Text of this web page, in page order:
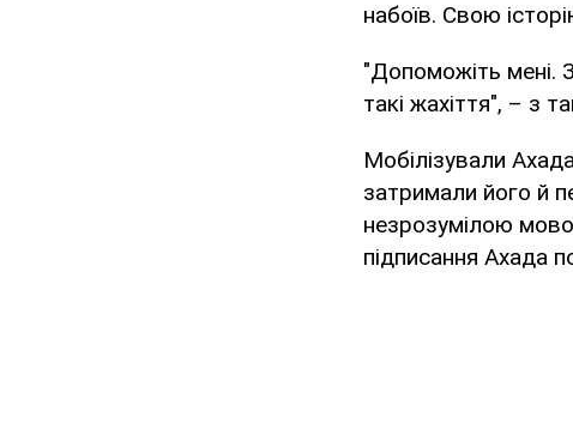
набоїв. Свою
"Допоможіть мені.
такі жахіття", – з
Мобілізували
затримали його й
незрозумілою
підписання Ахада